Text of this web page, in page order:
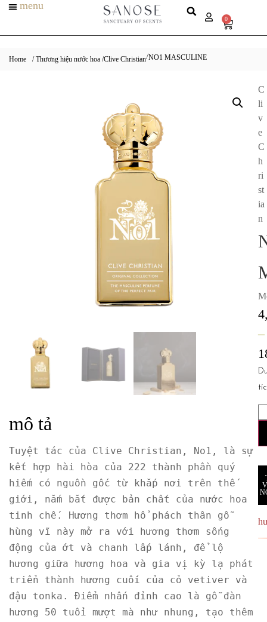
menu
0
Home / Thương hiệu nước hoa /Clive Christian/NO1 MASCULINE
mô tả
Tuyệt tác của Clive Christian, No1, là sự
kết hợp hài hòa của 222 thành phần quý
hiếm có nguồn gốc từ khắp nơi trên thế
giới, nắm bắt được bản chất của nước hoa
tinh chế. Hương thơm hổ phách thân gỗ
hùng vĩ này mở ra với hương thơm sống
động của ớt và chanh lấp lánh, để lộ
hương giữa hương hoa và gia vị kỳ lạ phát
triển thành hương cuối của cỏ vetiver và
đậu tonka. Điểm nhấn đỉnh cao là gỗ đàn
hương 50 tuổi mượt mà như nhung, tạo thêm
C
li
v
e
C
h
ri
st
ia
n
–